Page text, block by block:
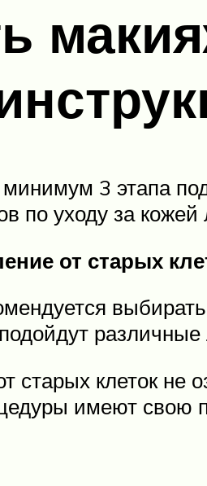
3 этапа
по уходу за кожей
от старых
старых клеток
имеют свою